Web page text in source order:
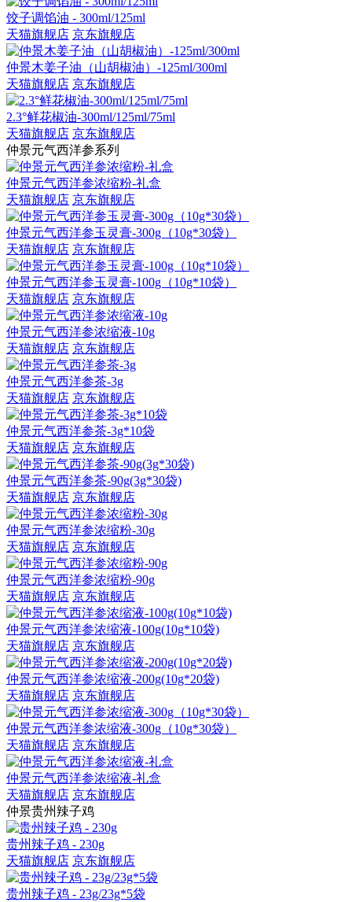
饺子调馅油 - 300ml/125ml
天猫旗舰店 京东旗舰店
仲景木姜子油（山胡椒油）-125ml/300ml
天猫旗舰店 京东旗舰店
2.3°鲜花椒油-300ml/125ml/75ml
天猫旗舰店 京东旗舰店
仲景元气西洋参系列
仲景元气西洋参浓缩粉-礼盒
天猫旗舰店 京东旗舰店
仲景元气西洋参玉灵膏-300g（10g*30袋）
天猫旗舰店 京东旗舰店
仲景元气西洋参玉灵膏-100g（10g*10袋）
天猫旗舰店 京东旗舰店
仲景元气西洋参浓缩液-10g
天猫旗舰店 京东旗舰店
仲景元气西洋参茶-3g
天猫旗舰店 京东旗舰店
仲景元气西洋参茶-3g*10袋
天猫旗舰店 京东旗舰店
仲景元气西洋参茶-90g(3g*30袋)
天猫旗舰店 京东旗舰店
仲景元气西洋参浓缩粉-30g
天猫旗舰店 京东旗舰店
仲景元气西洋参浓缩粉-90g
天猫旗舰店 京东旗舰店
仲景元气西洋参浓缩液-100g(10g*10袋)
天猫旗舰店 京东旗舰店
仲景元气西洋参浓缩液-200g(10g*20袋)
天猫旗舰店 京东旗舰店
仲景元气西洋参浓缩液-300g（10g*30袋）
天猫旗舰店 京东旗舰店
仲景元气西洋参浓缩液-礼盒
天猫旗舰店 京东旗舰店
仲景贵州辣子鸡
贵州辣子鸡 - 230g
天猫旗舰店 京东旗舰店
贵州辣子鸡 - 23g/23g*5袋